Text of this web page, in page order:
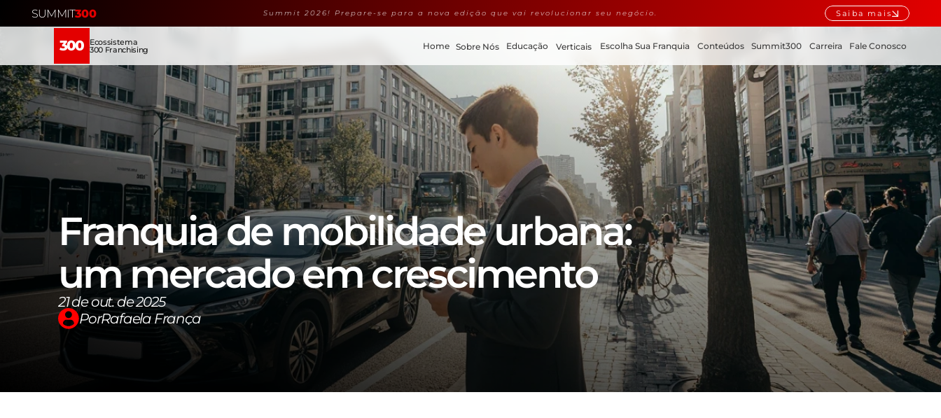
300 Ecossistema
300 Franchising Home Sobre Nós Educação Verticais Escolha Sua Franquia Conteúdos Summit300 Carreira Fale Conosco
Franquia de mobilidade urbana:
um mercado em crescimento
21 de out. de 2025
PorRafaela França
SUMMIT300 Summit 2026! Prepare-se para a nova edição que vai revolucionar seu negócio. Saiba mais